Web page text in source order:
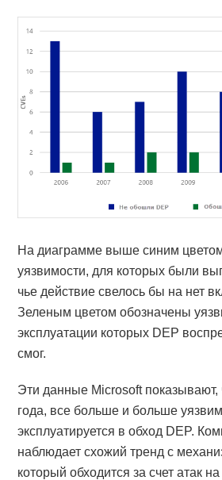
На диаграмме выше синим
уязвимости, для которых были
чье действие свелось бы на нет
Зеленым цветом обозначены
эксплуатации которых DEP
смог.
Эти данные Microsoft показывают,
года, все больше и больше
эксплуатируется в обход DEP.
наблюдает схожий тренд с
который обходится за счет атак